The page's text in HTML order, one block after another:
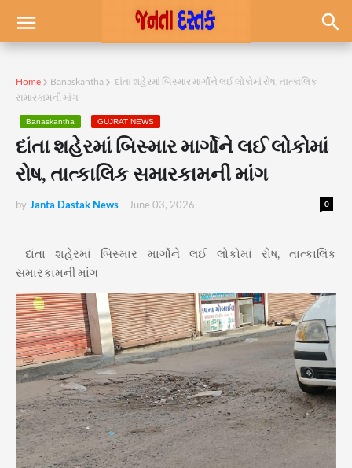
Home Banaskantha
દાંતા શહેરમાં બિસ્માર માર્ગોને લઈ લોકોમાં રોષ, તાત્કાલિક
સમારકામની માંગ
Banaskantha GUJRAT NEWS
દાંતા શહેરમાં બિસ્માર માર્ગોને લઈ લોકોમાં
રોષ, તાત્કાલિક સમારકામની માંગ
by Janta Dastak News 0
- June 03, 2026
દાંતા શહેરમાં બિસ્માર માર્ગોને લઈ લોકોમાં રોષ, તાત્કાલિક
સમારકામની માંગ